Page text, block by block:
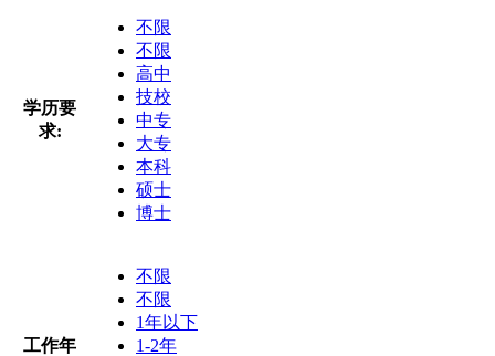
学历要
求:
不限
不限
高中
技校
中专
大专
本科
硕士
博士
工作年
不限
不限
1年以下
1-2年